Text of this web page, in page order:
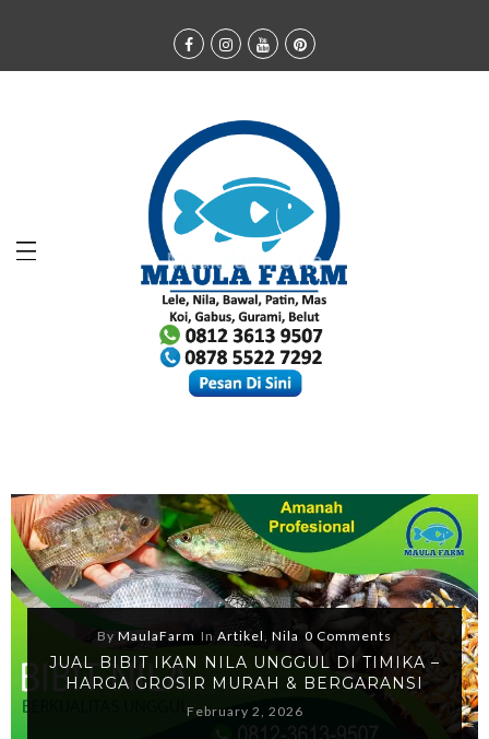
By MaulaFarm In Artikel, Nila 0 Comments
JUAL BIBIT IKAN NILA UNGGUL DI TIMIKA –
HARGA GROSIR MURAH & BERGARANSI
February 2, 2026